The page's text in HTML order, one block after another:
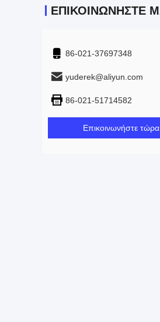
86-021-37697348
yuderek@aliyun.com
86-021-51714582
Επικοινωνήστε τώρα